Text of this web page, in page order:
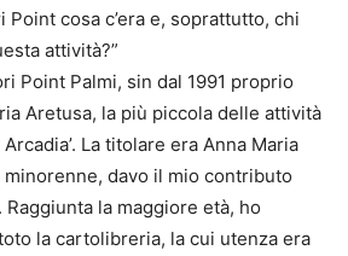
cosa c’era e, soprattutto, chi
attività?”
Point Palmi, sin dal 1991 proprio
Aretusa, la più piccola delle attività
La titolare era Anna Maria
minorenne, davo il mio contributo
Raggiunta la maggiore età, ho
la cartolibreria, la cui utenza era